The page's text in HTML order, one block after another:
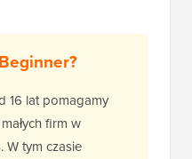
16 lat pomagamy
firm w
W tym czasie